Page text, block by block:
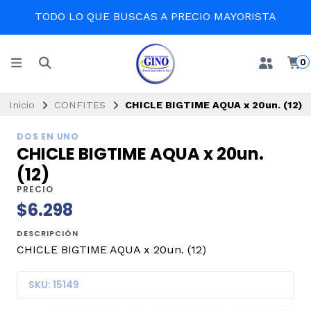
TODO LO QUE BUSCAS A PRECIO MAYORISTA
0
Inicio CONFITES CHICLE BIGTIME AQUA x 20un. (12)
DOS EN UNO
CHICLE BIGTIME AQUA x 20un.
(12)
PRECIO
$6.298
DESCRIPCIÓN
CHICLE BIGTIME AQUA x 20un. (12)
SKU: 15149